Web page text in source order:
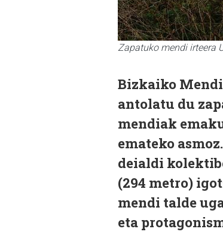
Zapatuko mendi irteera
Bizkaiko
antolatu du
mendiak
emateko
deialdi
(294 metro)
mendi talde
eta